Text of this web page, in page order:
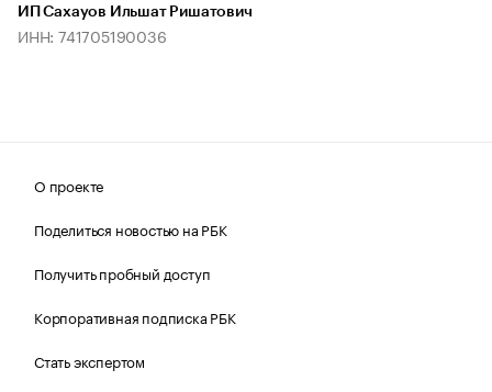
ИП Сахауов Ильшат Ришатович
ИНН: 741705190036
О проекте
Поделиться новостью на РБК
Получить пробный доступ
Корпоративная подписка РБК
Стать экспертом